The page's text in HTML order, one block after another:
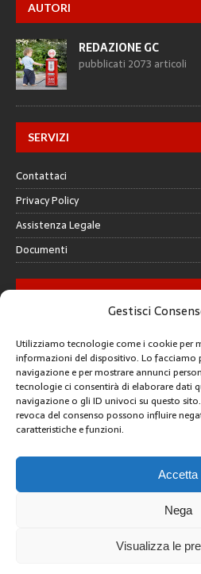
Gestisci
Utilizziamo tecnologie come i cookie per
informazioni del dispositivo. Lo facciamo
navigazione e per mostrare annunci
tecnologie ci consentirà di elaborare dati
navigazione o gli ID univoci su questo
revoca del consenso possono influire
caratteristiche e funzioni.
Accetta
Nega
Visualizza le
AUTORI
REDAZIONE GC
pubblicati 2073 articoli
SERVIZI
Contattaci
Privacy Policy
Assistenza Legale
Documenti
GALLERY
CREATIVE COMMONS
Questa opera è concessa in licenza con